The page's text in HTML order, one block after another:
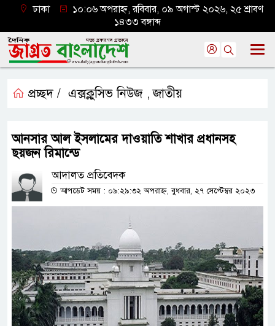
ঢাকা
১০:০৬ অপরাহ্ন, রবিবার, ০৯ অগাস্ট ২০২৬, ২৫ শ্রাবণ
১৪৩৩ বঙ্গাব্দ
প্রচ্ছদ / এক্সক্লুসিভ নিউজ ,জাতীয়
আনসার আল ইসলামের দাওয়াতি শাখার প্রধানসহ
ছয়জন রিমান্ডে
আদালত প্রতিবেদক
আপডেট সময় : ০৯:২৯:৩২ অপরাহ্ন, বুধবার, ২৭ সেপ্টেম্বর ২০২৩